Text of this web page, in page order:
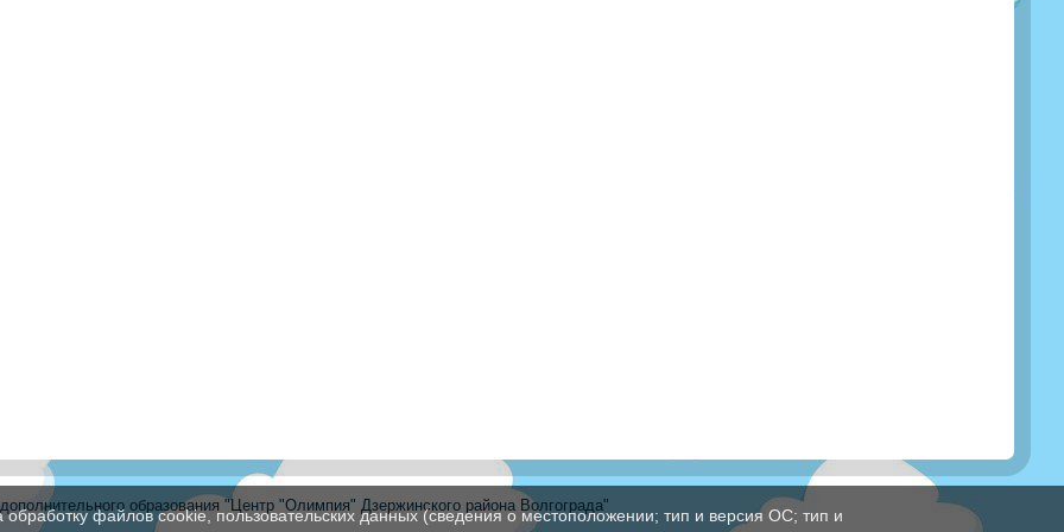
образования "Центр "Олимпия" Дзержинского района Волгограда"
файлов cookie, пользовательских данных (сведения о местоположении; тип и версия ОС; тип и